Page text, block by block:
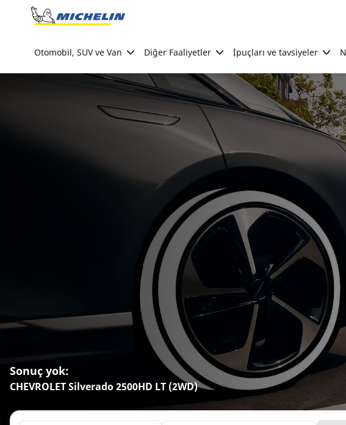
Go to page content
Otomobil, SUV ve Van Diğer Faaliyetler İpuçları ve tavsiyeler
Sonuç yok:
CHEVROLET Silverado 2500HD LT (2WD)